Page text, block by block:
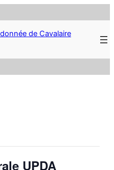
UPDA